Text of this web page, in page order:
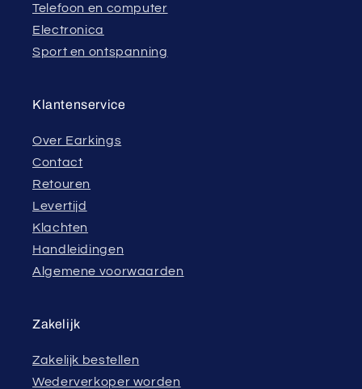
Telefoon en computer
Electronica
Sport en ontspanning
Klantenservice
Over Earkings
Contact
Retouren
Levertijd
Klachten
Handleidingen
Algemene voorwaarden
Zakelijk
Zakelijk bestellen
Wederverkoper worden